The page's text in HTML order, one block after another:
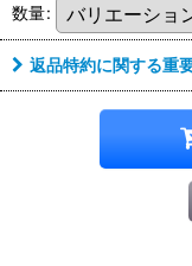
数量:
返品特約に関する重